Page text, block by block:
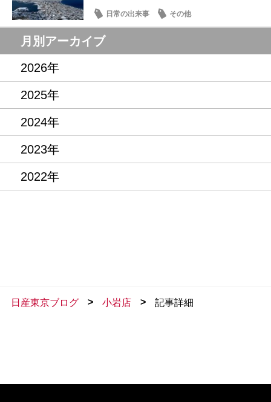
日常の出来事 その他
月別アーカイブ
2026年
2025年
2024年
2023年
2022年
日産東京ブログ > 小岩店 > 記事詳細